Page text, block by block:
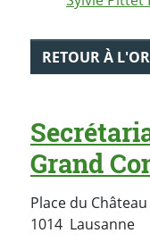
RETOUR À
Grand
Place du
1014 Lausanne